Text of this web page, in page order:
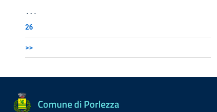
...
26
>>
Comune di Porlezza